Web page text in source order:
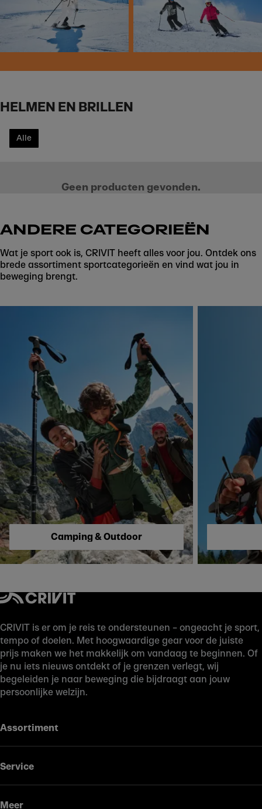
HELMEN EN BRILLEN
Alle
Geen producten gevonden.
ANDERE CATEGORIEËN
Wat je sport ook is, CRIVIT heeft alles voor jou. Ontdek ons
brede assortiment sportcategorieën en vind wat jou in
beweging brengt.
Skip to next section
Camping & Outdoor
CRIVIT is er om je reis te ondersteunen – ongeacht je sport,
tempo of doelen. Met hoogwaardige gear voor de juiste
prijs maken we het makkelijk om vandaag te beginnen. Of
je nu iets nieuws ontdekt of je grenzen verlegt, wij
begeleiden je naar beweging die bijdraagt aan jouw
persoonlijke welzijn.
Assortiment
Service
Meer